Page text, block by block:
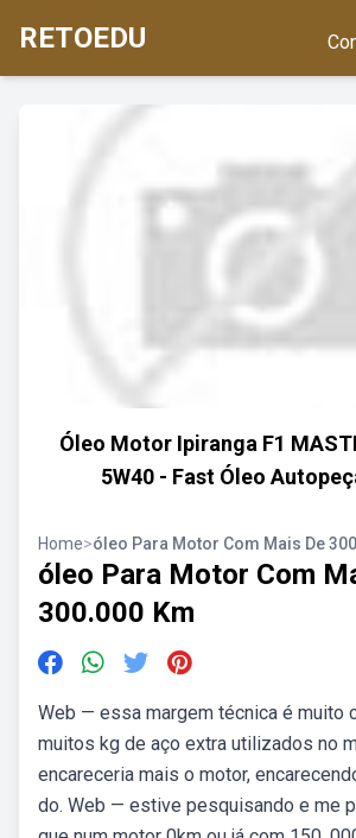
RETOEDU
Óleo Motor Ipiranga F1
5W40 - Fast Óleo
Home>óleo Para Motor Com Mais De
óleo Para Motor Com
300.000 Km
Web — essa margem técnica é muito
muitos kg de aço extra utilizados no
encareceria mais o motor,
do. Web — estive pesquisando e me